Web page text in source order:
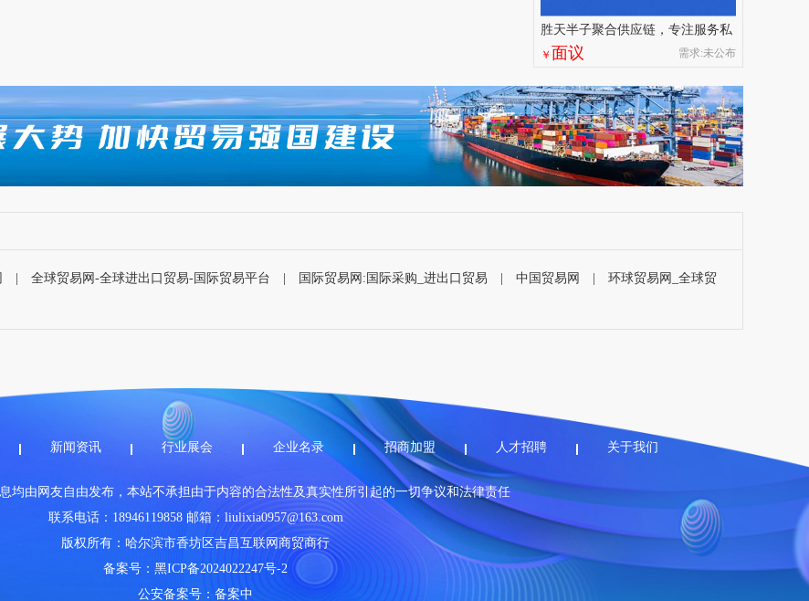
胜天半子聚合供应链，专注服务私
域商城 百万厂价商品
￥ 面议 需求:未公布
全球贸易网-全球进出口贸易-国际贸易平台 国际贸易网:国际采购_进出口贸易 中国贸易网
环球贸易网_全球贸
新闻资讯 行业展会 企业名录 招商加盟 人才招聘 关于我们
均由网友自由发布，本站不承担由于内容的合法性及真实性所引起的一切争议和法律责任
联系电话：18946119858 邮箱：liulixia0957@163.com
版权所有：哈尔滨市香坊区吉昌互联网商贸商行
备案号： 黑ICP备2024022247号-2
公安备案号： 备案中